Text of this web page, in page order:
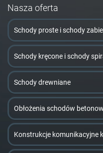
Nasza oferta
Schody proste i schody
Schody kręcone i schody
Schody drewniane
Obłożenia schodów
Konstrukcje komunikacyjne